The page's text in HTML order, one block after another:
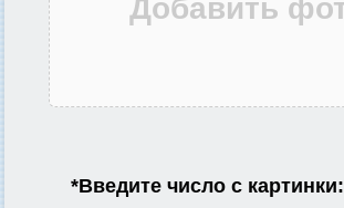
*Введите число с картинки: